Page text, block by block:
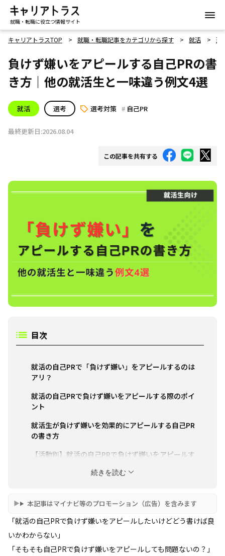
就職・転職に役立つ情報サイト
キャリアトラスTOP 就職・転職記事をカテゴリから探す 就活 選
負けず嫌いをアピールする自己PRの書
き方｜他の就活生と一味違う例文4選
就活 選考 選考対策 自己PR
最終更新日:2026.08.04
この記事を共有する
目次
就活の自己PRで「負けず嫌い」をアピールするのは
アリ？
就活の自己PRで負けず嫌いをアピールする際のポイ
ント
就活生が負けず嫌いを効果的にアピールする自己PR
の書き方
【活動別】就活の自己PRで負けず嫌いをアピールす
る質問
続きを読む
本記事はマイナビ等のプロモーション（広告）を含みます
「就活の自己PRで負けず嫌いをアピールしたいけどどう書けば良
いかわからない」
「そもそも自己PRで負けず嫌いをアピールしても問題ないの？」